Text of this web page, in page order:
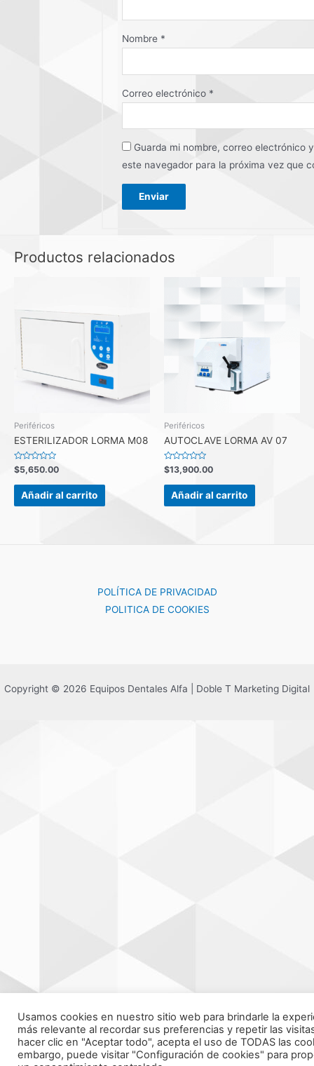
Nombre *
Correo electrónico *
Guarda mi nombre, correo electrónico
este navegador para la próxima vez que
Productos relacionados
Periféricos
ESTERILIZADOR LORMA M08
Valorado
con
0
$5,650.00
Añadir al carrito
Periféricos
AUTOCLAVE LORMA AV 07
Valorado
con
0
$13,900.00
Añadir al carrito
POLÍTICA DE PRIVACIDAD
POLITICA DE COOKIES
Copyright © 2026 Equipos Dentales Alfa | Doble T Marketing Digital
Usamos cookies en nuestro sitio web para brindarle la
más relevante al recordar sus preferencias y repetir las
hacer clic en "Aceptar todo", acepta el uso de TODAS las
embargo, puede visitar "Configuración de cookies" para